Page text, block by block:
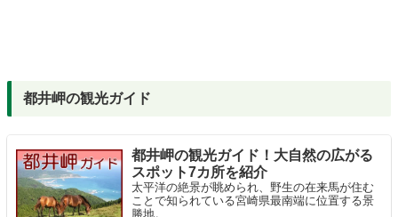
都井岬の観光ガイド
都井岬の観光ガイド！大自然の広がる
スポット7カ所を紹介
太平洋の絶景が眺められ、野生の在来馬が住む
ことで知られている宮崎県最南端に位置する景
勝地。